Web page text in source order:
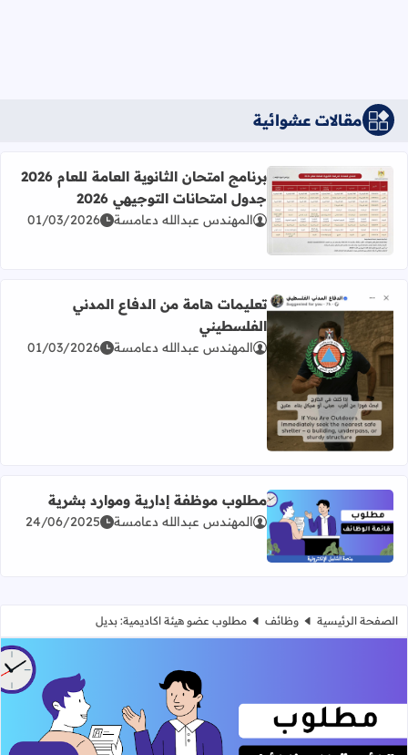
مقالات عشوائية
اقرأ المزيد عن برنامج امتحان الثانوية العامة للعام 2026 جدول امتحانات التوجيهي 2026
برنامج امتحان الثانوية العامة للعام 2026
جدول امتحانات التوجيهي 2026
المهندس عبدالله دعامسة 01/03/2026
اقرأ المزيد عن تعليمات هامة من الدفاع المدني الفلسطيني
تعليمات هامة من الدفاع المدني
الفلسطيني
المهندس عبدالله دعامسة 01/03/2026
اقرأ المزيد عن مطلوب موظفة إدارية وموارد بشرية
مطلوب موظفة إدارية وموارد بشرية
المهندس عبدالله دعامسة 24/06/2025
الصفحة الرئيسية وظائف مطلوب عضو هيئة اكاديمية: بديل